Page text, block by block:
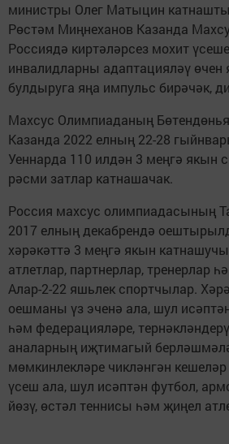
министры Олег Матыцин
Рөстәм Миңнеханов Казанда
Россиядә киртәләрсез мохит
инвалидларны адаптацияләү өчен
булдыруга яңа импульс бирәчәк,
Махсус Олимпиаданың
Казанда 2022 елның 22-28
Уеннарда 110 илдән 3 меңгә якын
рәсми затлар катнашачак.
Россия махсус олимпиадасының
2017 елның декабрендә
хәрәкәттә 3 меңгә якын
атлетлар, партнерлар, тренерлар
Алар-2-22 яшьлек спортчылар.
оешманы үз эченә ала, шул
һәм федерацияләре,
аналарның иҗтимагый
мөмкинлекләре чикләнгән
үсеш ала, шул исәптән футбол,
йөзү, өстәл теннисы һәм җиңел